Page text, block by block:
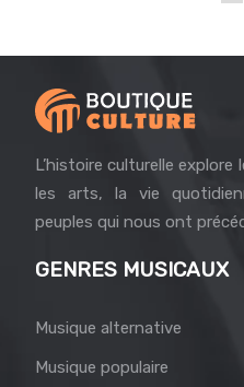
L’histoire culturelle
les arts, la vie
peuples qui nous ont
GENRES MUSICAUX
Musique alternative
Musique populaire